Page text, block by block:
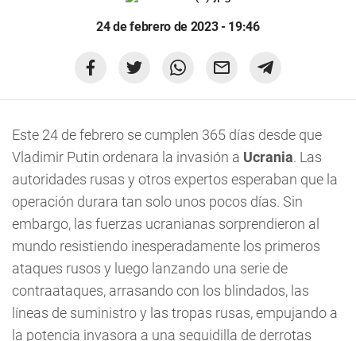
24 de febrero de 2023 - 19:46
Este 24 de febrero se cumplen 365 días desde que
Vladimir Putin ordenara la invasión a Ucrania. Las
autoridades rusas y otros expertos esperaban que la
operación durara tan solo unos pocos días. Sin
embargo, las fuerzas ucranianas sorprendieron al
mundo resistiendo inesperadamente los primeros
ataques rusos y luego lanzando una serie de
contraataques, arrasando con los blindados, las
líneas de suministro y las tropas rusas, empujando a
la potencia invasora a una seguidilla de derrotas